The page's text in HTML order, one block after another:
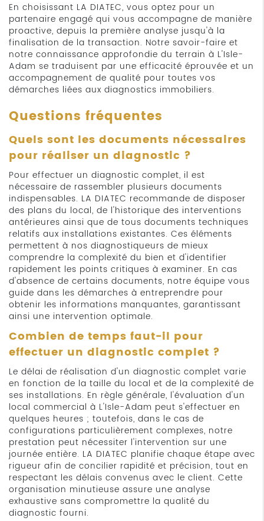
En choisissant LA DIATEC, vous optez pour un
partenaire engagé qui vous accompagne de manière
proactive, depuis la première analyse jusqu'à la
finalisation de la transaction. Notre savoir-faire et
notre connaissance approfondie du terrain à L'Isle-
Adam se traduisent par une efficacité éprouvée et un
accompagnement de qualité pour toutes vos
démarches liées aux diagnostics immobiliers.
Questions fréquentes
Quels sont les documents nécessaires
pour réaliser un diagnostic ?
Pour effectuer un diagnostic complet, il est
nécessaire de rassembler plusieurs documents
indispensables. LA DIATEC recommande de disposer
des plans du local, de l'historique des interventions
antérieures ainsi que de tous documents techniques
relatifs aux installations existantes. Ces éléments
permettent à nos diagnostiqueurs de mieux
comprendre la complexité du bien et d'identifier
rapidement les points critiques à examiner. En cas
d'absence de certains documents, notre équipe vous
guide dans les démarches à entreprendre pour
obtenir les informations manquantes, garantissant
ainsi une intervention optimale.
Combien de temps faut-il pour
effectuer un diagnostic complet ?
Le délai de réalisation d'un diagnostic complet varie
en fonction de la taille du local et de la complexité de
ses installations. En règle générale, l'évaluation d'un
local commercial à L'Isle-Adam peut s'effectuer en
quelques heures ; toutefois, dans le cas de
configurations particulièrement complexes, notre
prestation peut nécessiter l'intervention sur une
journée entière. LA DIATEC planifie chaque étape avec
rigueur afin de concilier rapidité et précision, tout en
respectant les délais convenus avec le client. Cette
organisation minutieuse assure une analyse
exhaustive sans compromettre la qualité du
diagnostic fourni.